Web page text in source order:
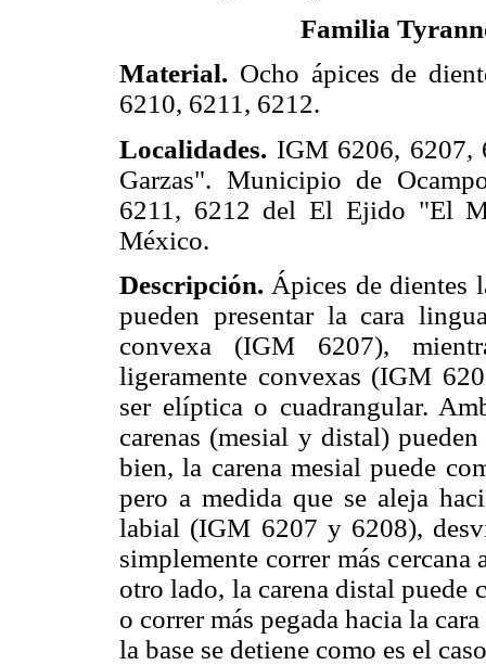
Familia
Material. Ocho ápices de
6210, 6211, 6212.
Localidades. IGM 6206, 6207,
Garzas". Municipio de
6211, 6212 del El Ejido "El
México.
Descripción. Ápices de dientes
pueden presentar la cara
convexa (IGM 6207),
ligeramente convexas (IGM
ser elíptica o cuadrangular.
carenas (mesial y distal)
bien, la carena mesial puede
pero a medida que se aleja
labial (IGM 6207 y 6208),
simplemente correr más
otro lado, la carena distal puede
o correr más pegada hacia la
la base se detiene como es el